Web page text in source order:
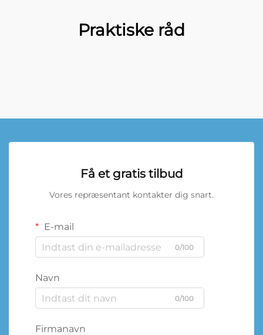
Praktiske råd
Få et gratis tilbud
Vores repræsentant kontakter dig snart.
E-mail
0/100
Navn
0/100
Firmanavn